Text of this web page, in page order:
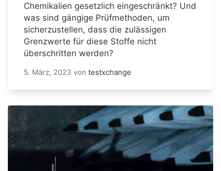
Chemikalien gesetzlich eingeschränkt? Und
was sind gängige Prüfmethoden, um
sicherzustellen, dass die zulässigen
Grenzwerte für diese Stoffe nicht
überschritten werden?
5. März, 2023 von testxchange